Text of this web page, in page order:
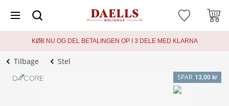
KØB NU OG DEL BETALINGEN OP I 3 DELE MED KLARNA
Tilbage Stel
SPAR 13,00 kr